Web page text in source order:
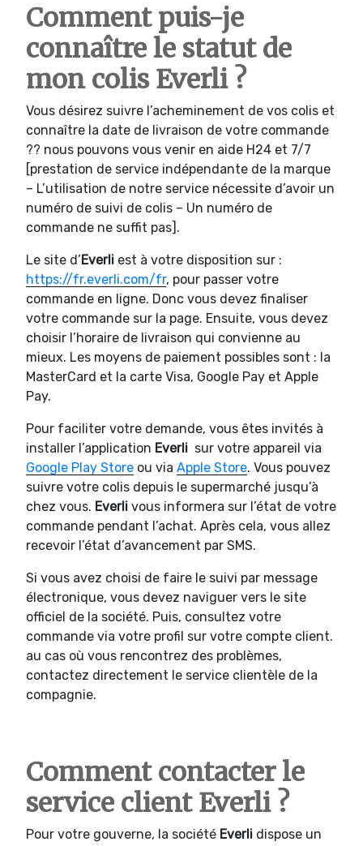
Comment puis-je
connaître le statut de
mon colis Everli ?
Vous désirez suivre l’acheminement de vos colis et
connaître la date de livraison de votre commande
?? nous pouvons vous venir en aide H24 et 7/7
[prestation de service indépendante de la marque
– L’utilisation de notre service nécessite d’avoir un
numéro de suivi de colis – Un numéro de
commande ne suffit pas].
Le site d’Everli est à votre disposition sur :
https://fr.everli.com/fr, pour passer votre
commande en ligne. Donc vous devez finaliser
votre commande sur la page. Ensuite, vous devez
choisir l’horaire de livraison qui convienne au
mieux. Les moyens de paiement possibles sont : la
MasterCard et la carte Visa, Google Pay et Apple
Pay.
Pour faciliter votre demande, vous êtes invités à
installer l’application Everli sur votre appareil via
Google Play Store ou via Apple Store. Vous pouvez
suivre votre colis depuis le supermarché jusqu’à
chez vous. Everli vous informera sur l’état de votre
commande pendant l’achat. Après cela, vous allez
recevoir l’état d’avancement par SMS.
Si vous avez choisi de faire le suivi par message
électronique, vous devez naviguer vers le site
officiel de la société. Puis, consultez votre
commande via votre profil sur votre compte client.
au cas où vous rencontrez des problèmes,
contactez directement le service clientèle de la
compagnie.
Comment contacter le
service client Everli ?
Pour votre gouverne, la société Everli dispose un